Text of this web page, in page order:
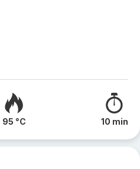
95 °C 10 min